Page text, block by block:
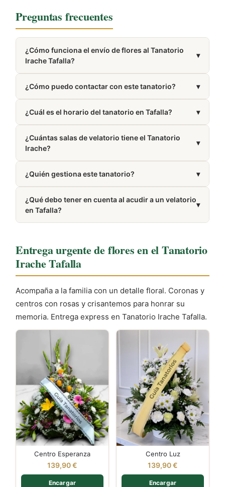
Preguntas frecuentes
¿Cómo funciona el envío de flores al Tanatorio
Irache Tafalla?
▾
elaboran y entregan tu pedido directamente en el
tanatorio.
¿Cómo puedo contactar con este tanatorio? ▾
aparece en la sección Cómo llegar de esta misma
página.
¿Cuál es el horario del tanatorio en Tafalla? ▾
semana.
¿Cuántas salas de velatorio tiene el Tanatorio
Irache?
▾
¿Quién gestiona este tanatorio?
▾
¿Qué debo tener en cuenta al acudir a un velatorio
en Tafalla?
▾
respeto. Un breve pésame es suficiente para
expresar tus condolencias a los familiares.
Entrega urgente de flores en el Tanatorio
Irache Tafalla
Acompaña a la familia con un detalle floral. Coronas y
centros con rosas y crisantemos para honrar su
memoria. Entrega express en Tanatorio Irache Tafalla.
Centro Esperanza
139,90€
Encargar
Centro Luz
139,90€
Encargar